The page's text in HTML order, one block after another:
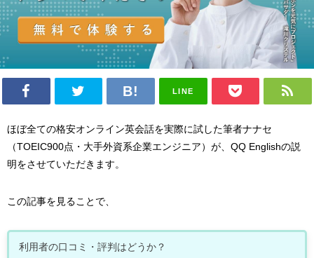
LINE
ほぼ全ての格安オンライン英会話を実際に試した筆者ナナセ
（TOEIC900点・大手外資系企業エンジニア）が、QQ Englishの説
明をさせていただきます。
この記事を見ることで、
利用者の口コミ・評判はどうか？